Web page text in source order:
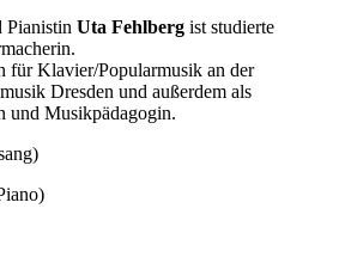
Pianistin Uta Fehlberg ist studierte
für Klavier/Popularmusik an der
Dresden und außerdem als
und Musikpädagogin.